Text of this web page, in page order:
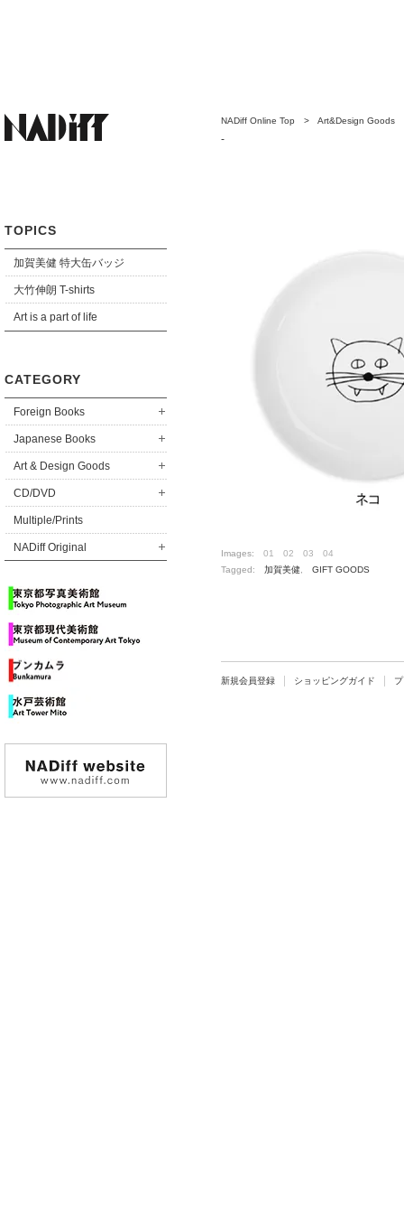
TOPICS
加賀美健 特大缶バッジ
大竹伸朗 T-shirts
Art is a part of life
CATEGORY
Foreign Books
Japanese Books
Art & Design Goods
CD/DVD
Multiple/Prints
NADiff Original
NADiff Online Top > Art&Design Goods
-
Images: 01 02 03
04
Tagged: 加賀美健 GIFT GOODS
新規会員登録 ショッピングガイド